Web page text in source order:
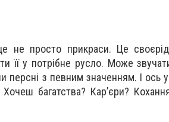
не просто прикраси. Це
її у потрібне русло. Може
персні з певним значенням. І ось
багатства? Кар’єри?